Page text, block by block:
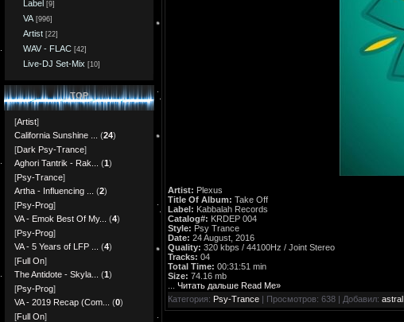
Label [9]
VA [996]
Artist [22]
WAV - FLAC [42]
Live-DJ Set-Mix [10]
TOP
[Artist]
California Sunshine ...
(24)
[Dark Psy-Trance]
Aghori Tantrik - Rak...
(1)
[Psy-Trance]
Artha - Influencing ...
(2)
[Psy-Prog]
VA - Emok Best Of My...
(4)
[Psy-Prog]
VA - 5 Years of LFP ...
(4)
[Full On]
The Antidote - Skyla...
(1)
[Psy-Prog]
VA - 2019 Recap (Com...
(0)
[Full On]
Artist: Plexus
Title Of Album: Take Off
Label: Kabbalah Records
Catalog#: KRDEP 004
Style: Psy Trance
Date: 24 August, 2016
Quality: 320 kbps / 44100Hz / Joint Stereo
Tracks: 04
Total Time: 00:31:51 min
Size: 74.16 mb
Читать дальше Read Me»
Категория: Psy-Trance | Просмотров: 638 | Добавил: astral